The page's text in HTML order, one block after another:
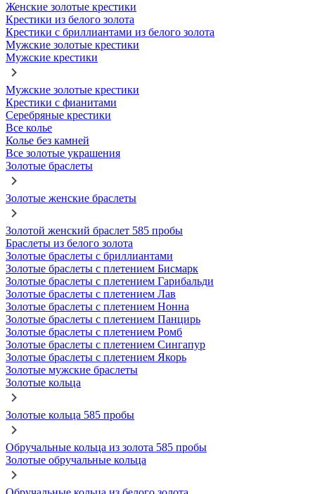
Женские золотые крестики
Крестики из белого золота
Крестики с бриллиантами из белого золота
Мужские золотые крестики
Мужские крестики
Мужские золотые крестики
Крестики с фианитами
Серебряные крестики
Все колье
Колье без камней
Все золотые украшения
Золотые браслеты
Золотые женские браслеты
Золотой женский браслет 585 пробы
Браслеты из белого золота
Золотые браслеты с бриллиантами
Золотые браслеты с плетением Бисмарк
Золотые браслеты с плетением Гарибальди
Золотые браслеты с плетением Лав
Золотые браслеты с плетением Нонна
Золотые браслеты с плетением Панцирь
Золотые браслеты с плетением Ромб
Золотые браслеты с плетением Сингапур
Золотые браслеты с плетением Якорь
Золотые мужские браслеты
Золотые кольца
Золотые кольца 585 пробы
Обручальные кольца из золота 585 пробы
Золотые обручальные кольца